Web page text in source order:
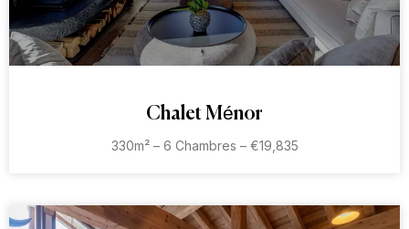
Chalet Ménor
330m² – 6 Chambres – €19,835